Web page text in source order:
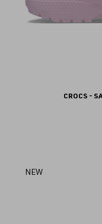
CROCS -
NEW